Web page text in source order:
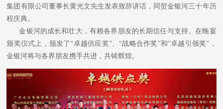
集团有限公司董事长黄光文先生发表致辞讲话，同贺金银河三十年历
程庆典。
金银河的成长和壮大，有赖各界朋友的长期信任与支持。在晚宴
颁奖仪式上，颁发了“卓越供应奖”、“战略合作奖”和“卓越引领奖”，
金银河将与各界朋友携手共进，共铸辉煌。